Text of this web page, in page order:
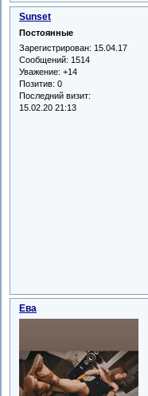
Sunset
Постоянные
Зарегистрирован: 15.04.17
Сообщений: 1514
Уважение: +14
Позитив: 0
Последний визит:
15.02.20 21:13
Ева